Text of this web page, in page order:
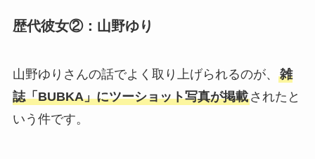
歴代彼女②：山野ゆり
山野ゆりさんの話でよく取り上げられるのが、 雑
誌「BUBKA」にツーショット写真が掲載されたと
いう件です。